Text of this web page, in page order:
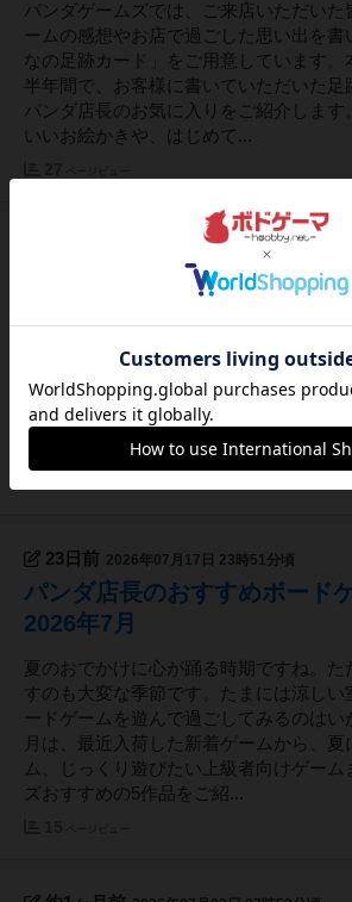
パンダゲームズでは、ご来店いただいた
ームの感想やお店で過ごした思い出を書
なの足跡カード」をご用意しています。
半年間で、お客様に書いていただいた足
パンダ店長のお気に入りをご紹介します
いいお絵かきや、はじめて...
2026年07月18日 17時28分頃
８月営業カレンダーのお知らせ
いつもパンダゲームズをご利用いただき
ます🐼8月の営業日をお知らせします。
お出かけに、涼しい店内でボードゲーム
初心者の方や、遊ぶゲームが決まってい
お好みに合わせておすすめのゲームを
ご利用は事前予約がおすす...
23日前 2026年07月17日 23時51分頃
パンダ店長のおすすめボード
2026年7月
夏のおでかけに心が踊る時期ですね。た
すのも大変な季節です。たまには涼し
ードゲームを遊んで過ごしてみるのはい
月は、最近入荷した新着ゲームから、夏
ム、じっくり遊びたい上級者向けゲーム
ズおすすめの5作品をご紹...